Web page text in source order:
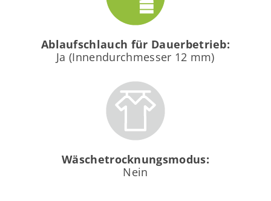
Ablaufschlauch für Dauerbetrieb:
Ja (Innendurchmesser 12 mm)
Wäschetrocknungsmodus:
Nein